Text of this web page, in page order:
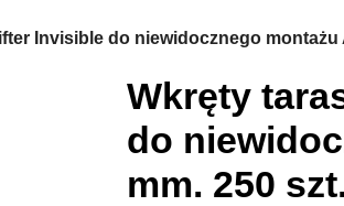
Invisible do niewidocznego montażu
Wkręty
do
mm. 250